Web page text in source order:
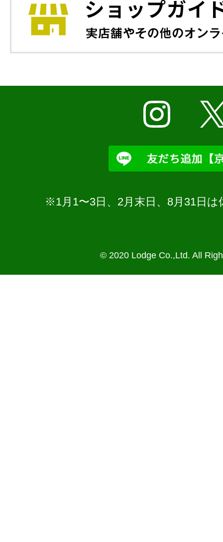
※1月1〜3日、2月末日、8月31日
© 2020 Lodge Co.,Ltd. All